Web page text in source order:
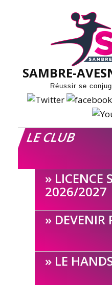
SAMBRE-
Réussir se
LE CLUB
LICENCE
2026/2027
DEVENIR
LE